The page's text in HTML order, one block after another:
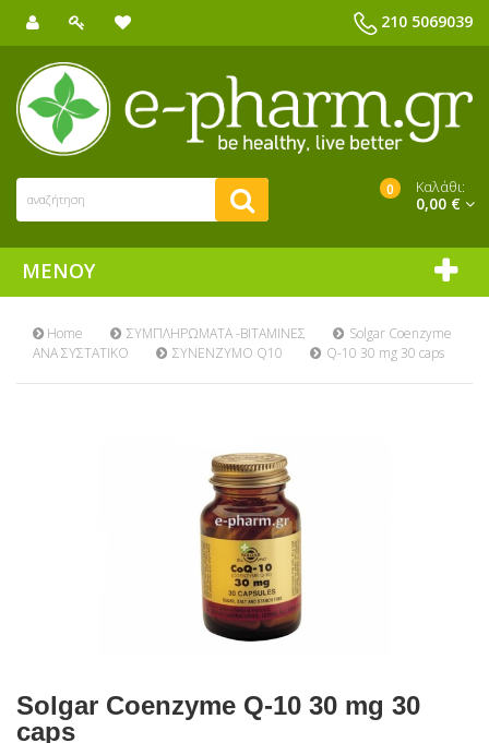
210 5069039
0 Καλάθι:
0,00 €
ΜΕΝΟΎ
Home
ΣΥΜΠΛΗΡΩΜΑΤΑ -ΒΙΤΑΜΙΝΕΣ
ΑΝΑ ΣΥΣΤΑΤΙΚΟ
ΣΥΝΕΝΖΥΜΟ Q10
Solgar Coenzyme
Q-10 30 mg 30 caps
Solgar Coenzyme Q-10 30 mg 30
caps